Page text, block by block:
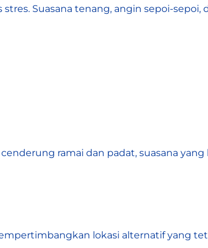
Suasana tenang, angin sepoi-sepoi,
ramai dan padat, suasana
lokasi alternatif yang